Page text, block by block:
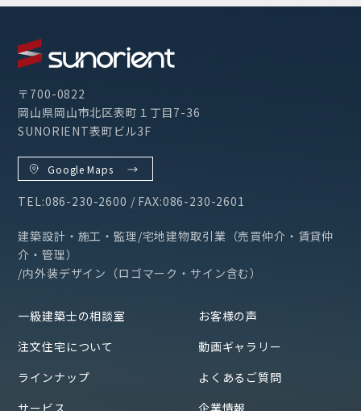
〒700-0822
岡山県岡山市北区表町１丁目7-36
SUNORIENT表町ビル3F
Google Maps
TEL:086-230-2600 / FAX:086-230-2601
建築設計・施工・監理/宅地建物取引業（売買仲介・賃貸仲
介・管理）
/内外装デザイン（ロゴマーク・サイン含む）
一級建築士の相談室
注文住宅について
ラインナップ
お客様の声
動画ギャラリー
よくあるご質問